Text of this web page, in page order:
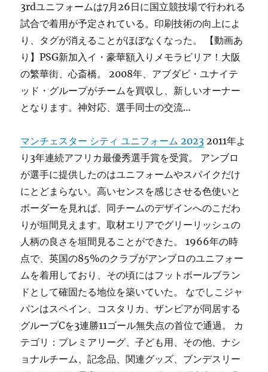
3rdユニフォームは7月26日に国立競技場で行われる
試合で着用が予定されている。印刷技術の向上によ
り、タグが消えることがほぼなくなった。 【動画あ
り】PSG新加入イ・豪華額入りメモラビリア！大阪
の繁華街、心斎橋。 2008年、アブダビ・ユナイテ
ッド・グループがチームを買収し、新しいオーナー
となります。神対応、選手同士の交流…
マンチェスター シティ ユニフォーム 2023 2011年よ
り3年連続アフリカ最優秀選手賞を受賞。 アンブロ
が選手に提供したのはユニフォームやスパイクだけ
にとどまらない。高いセンスを感じさせる色使いと
ボーダーを見れば、同チームのデザインへのこだわ
りが垣間見えます。取材エリアでグリーリッシュの
人柄の良さを垣間見ることができた。 1966年の時
点で、英国の85%のクラブがアンブロのユニフォー
ムを着用しており、その頃にはフットボールブラン
ドとして確固たる地位を築いていた。 なでしこジャ
パンはスペイン、コスタリカ、ザンビアが同居する
グループCを3連勝11ゴール無失点の首位で通過。 カ
テゴリ：プレミアリーグ、子ども用、その他、ナシ
ョナルチーム、記念品、関連グッズ、ブンデスリー